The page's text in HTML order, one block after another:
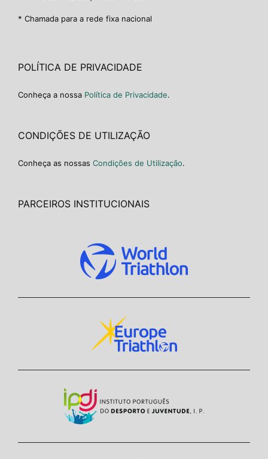
* Chamada para a rede fixa nacional
POLÍTICA DE PRIVACIDADE
Conheça a nossa Política de Privacidade.
CONDIÇÕES DE UTILIZAÇÃO
Conheça as nossas Condições de Utilização.
PARCEIROS INSTITUCIONAIS